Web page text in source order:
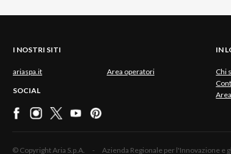
I NOSTRI SITI
ariaspa.it Area operatori
SOCIAL
IN
Chi
© Copyright Aria S.p.A. - Azienda Regionale per